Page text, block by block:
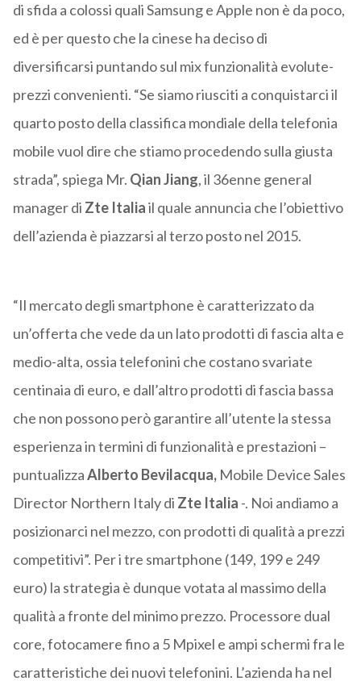
di sfida a colossi quali Samsung e Apple non è da poco,
ed è per questo che la cinese ha deciso di
diversificarsi puntando sul mix funzionalità evolute-
prezzi convenienti. “Se siamo riusciti a conquistarci il
quarto posto della classifica mondiale della telefonia
mobile vuol dire che stiamo procedendo sulla giusta
strada”, spiega Mr. Qian Jiang, il 36enne general
manager di Zte Italiail quale annuncia che l’obiettivo
dell’azienda è piazzarsi al terzo posto nel 2015.
“Il mercato degli smartphone è caratterizzato da
un’offerta che vede da un lato prodotti di fascia alta e
medio-alta, ossia telefonini che costano svariate
centinaia di euro, e dall’altro prodotti di fascia bassa
che non possono però garantire all’utente la stessa
esperienza in termini di funzionalità e prestazioni –
puntualizzaAlberto Bevilacqua,Mobile Device Sales
Director Northern Italy di Zte Italia -. Noi andiamo a
posizionarci nel mezzo, con prodotti di qualità a prezzi
competitivi”. Per i tre smartphone (149, 199 e 249
euro) la strategia è dunque votata al massimo della
qualità a fronte del minimo prezzo. Processore dual
core, fotocamere fino a 5 Mpixel e ampi schermi fra le
caratteristiche dei nuovi telefonini. L’azienda ha nel